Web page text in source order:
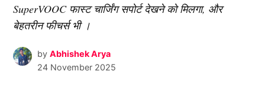
SuperVOOC फास्ट चार्जिंग सपोर्ट देखने को मिलगा, और
बेहतरीन फीचर्स भी ।
by Abhishek Arya
24 November 2025